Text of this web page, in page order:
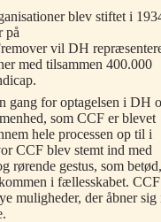
blev stiftet i
på
vil DH
med tilsammen 400.000
gang for optagelsen i DH
som CCF er blevet
hele processen op til i
CCF blev stemt ind med
rørende gestus, som
i fællesskabet. CCF
muligheder, der åbner sig